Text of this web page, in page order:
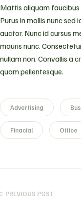
Mattis aliquam faucibus
Purus in mollis nunc
auctor. Nunc id cursus
mauris nunc.
nullam non. Convallis a
quam pellentesque.
Advertising
Finacial Office
PREVIOUS POST